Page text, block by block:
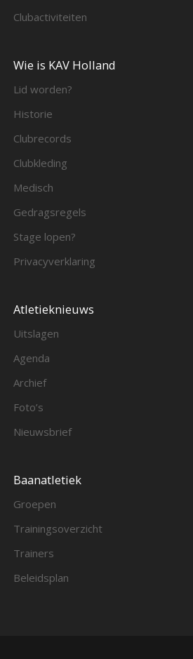
Clubactiviteiten
Wie is KAV Holland
Lid worden?
Historie
Clubrecords
Clubkleding
Medisch
Gedragsregels
Stage lopen?
Privacyverklaring
Atletieknieuws
Uitslagen
Agenda
Archief
Foto’s
Nieuwsbrief
Baanatletiek
Groepen
Trainingsoverzicht
Trainers
Beleidsplan